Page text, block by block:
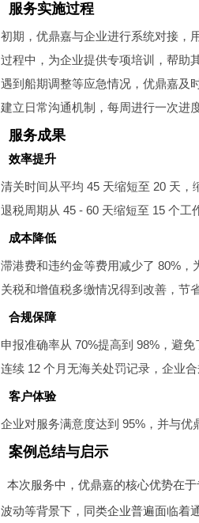
服务实施过程
初期，优鼎嘉与企业进行系统对接，
过程中，为企业提供专项培训，帮助
遇到船期调整等应急情况，优鼎嘉及
建立日常沟通机制，每周进行一次进
服务成果
效率提升
清关时间从平均 45 天缩短至 20 天，
退税周期从 45 - 60 天缩短至 15 个工
成本降低
滞港费和违约金等费用减少了 80%，
关税和增值税多缴情况得到改善，节
合规保障
申报准确率从 70%提高到 98%，避免
连续 12 个月无海关处罚记录，企业合
客户体验
企业对服务满意度达到 95%，并与优
案例总结与启示
本次服务中，优鼎嘉的核心优势在
波动等背景下，同类企业普遍面临着